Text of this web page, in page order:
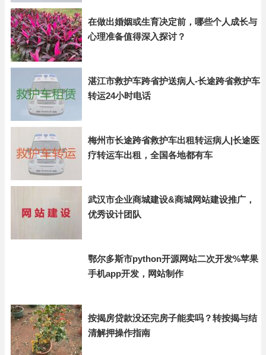
在做出婚姻或生育决定前，哪些个人成长与
心理准备值得深入探讨？
湛江市救护车跨省护送病人-长途跨省救护车
转运24小时电话
梅州市长途跨省救护车出租转运病人|长途医
疗转运车出租，全国各地都有车
武汉市企业商城建设&商城网站建设推广，
优秀设计团队
鄂尔多斯市python开源网站二次开发%苹果
手机app开发，网站制作
按揭房贷款没还完房子能卖吗？转按揭与结
清解押操作指南